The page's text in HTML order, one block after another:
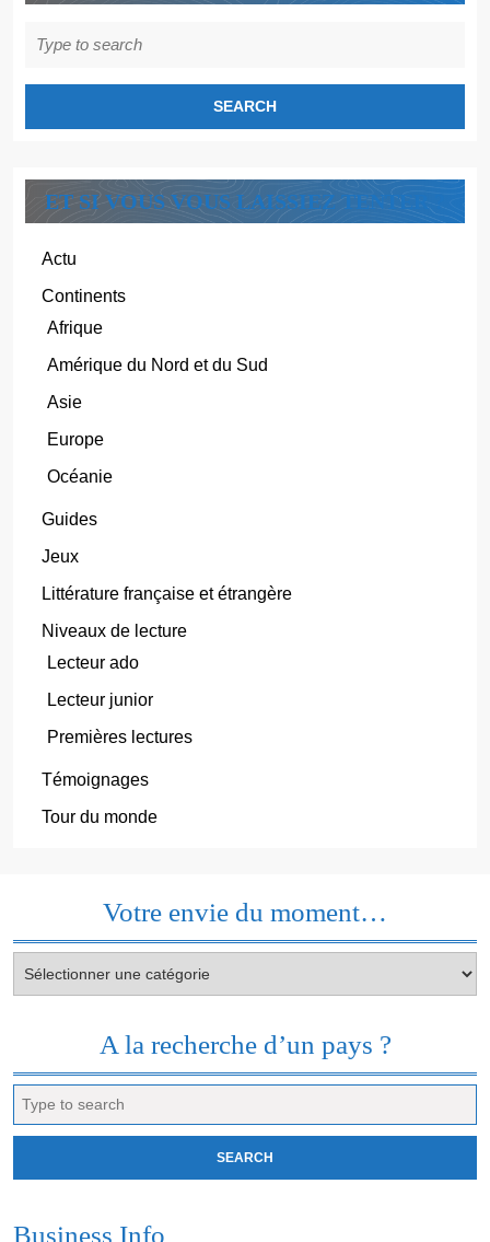
for:
ET SI VOUS VOUS LAISSIEZ TENTER ?
Actu
Continents
Afrique
Amérique du Nord et du Sud
Asie
Europe
Océanie
Guides
Jeux
Littérature française et étrangère
Niveaux de lecture
Lecteur ado
Lecteur junior
Premières lectures
Témoignages
Tour du monde
Votre envie du moment…
envie
A la recherche d’un pays ?
for:
Business Info